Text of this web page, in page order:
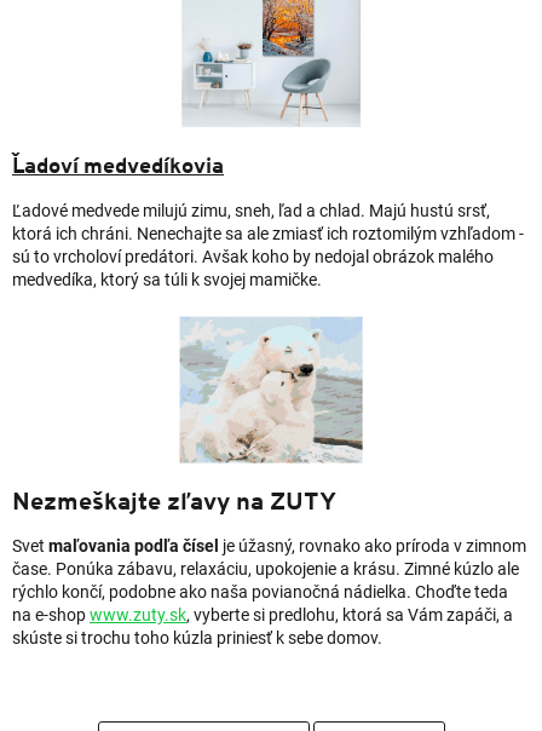
Ľadoví medvedíkovia
Ľadové medvede milujú zimu, sneh, ľad a chlad. Majú hustú srsť,
ktorá ich chráni. Nenechajte sa ale zmiasť ich roztomilým vzhľadom -
sú to vrcholoví predátori. Avšak koho by nedojal obrázok malého
medvedíka, ktorý sa túli k svojej mamičke.
Nezmeškajte zľavy na ZUTY
Svet maľovania podľa čísel je úžasný, rovnako ako príroda v zimnom
čase. Ponúka zábavu, relaxáciu, upokojenie a krásu. Zimné kúzlo ale
rýchlo končí, podobne ako naša povianočná nádielka. Choďte teda
na e-shopwww.zuty.sk, vyberte si predlohu, ktorá sa Vám zapáči, a
skúste si trochu toho kúzla priniesť k sebe domov.